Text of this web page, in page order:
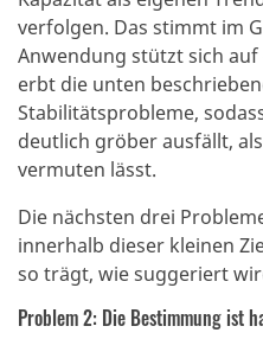
verfolgen. Das stimmt im
Anwendung stützt sich auf
erbt die unten
Stabilitätsprobleme,
deutlich gröber ausfällt,
vermuten lässt.
Die nächsten drei
innerhalb dieser kleinen
so trägt, wie suggeriert
Problem 2: Die Bestimmung ist